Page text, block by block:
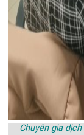
Chuyên gia